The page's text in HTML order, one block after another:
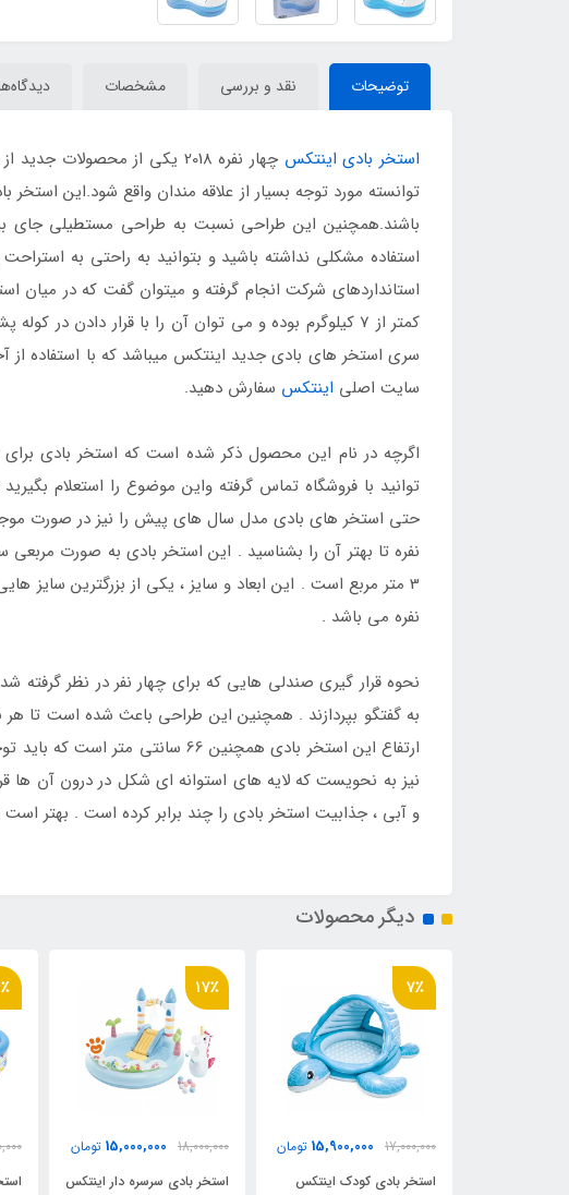
توضیحات نقد و بررسی مشخصات
استخر بادی اینتکس
چهار نفره 2018 یکی از
توانسته مورد توجه بسیار از علاقه مندان واقع شود.این
باشند.همچنین این طراحی نسبت به طراحی مستطیلی
استانداردهای شرکت انجام گرفته و میتوان گفت که در میان
کمتر از 7 کیلوگرم بوده و می توان آن را با قرار
سری استخر های بادی جدید اینتکس میباشد که با استفاده از
سایت اصلی اینتکس سفارش دهید.
توانید با فروشگاه تماس گرفته واین موضوع را استعلام
حتی استخر های بادی مدل سال های پیش را نیز در صورت
3 متر مربع است . این ابعاد و سایز ، یکی از بزرگترین
نفره می باشد .
نحوه قرار گیری صندلی هایی که برای چهار نفر در نظر گرفته
به گفتگو بپردازند . همچنین این طراحی باعث شده است تا
ارتفاع این استخر بادی همچنین
نیز به نحویست که لایه های استوانه ای شکل در درون آن ها
و آبی ، جذابیت استخر بادی را چند برابر کرده است . بهتر است
دیگر محصولات
15,900,000 تومان
استخر بادی کودک اینتکس
18,000,000
15,000,000 تومان
استخر بادی سرسره دار اینتکس
3,000,000
2,900,000
استخر بادی کودک مدل